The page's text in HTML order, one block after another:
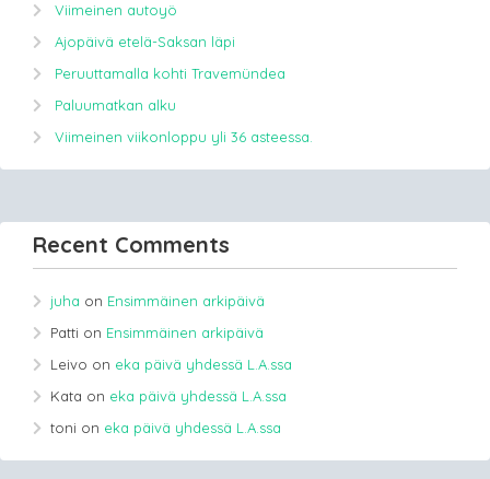
Viimeinen autoyö
Ajopäivä etelä-Saksan läpi
Peruuttamalla kohti Travemündea
Paluumatkan alku
Viimeinen viikonloppu yli 36 asteessa.
Recent Comments
juha on Ensimmäinen arkipäivä
Patti on Ensimmäinen arkipäivä
Leivo on eka päivä yhdessä L.A.ssa
Kata on eka päivä yhdessä L.A.ssa
toni on eka päivä yhdessä L.A.ssa